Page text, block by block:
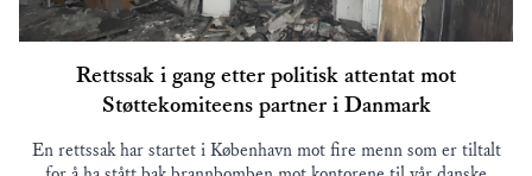
Rettssak i gang etter politisk attentat mot
Støttekomiteens partner i Danmark
En rettssak har startet i København mot fire menn som er tiltalt